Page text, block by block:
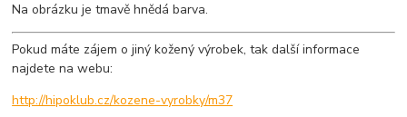
Na obrázku je tmavě hnědá barva.
Pokud máte zájem o jiný kožený výrobek, tak další informace
najdete na webu:
http://hipoklub.cz/kozene-vyrobky/m37